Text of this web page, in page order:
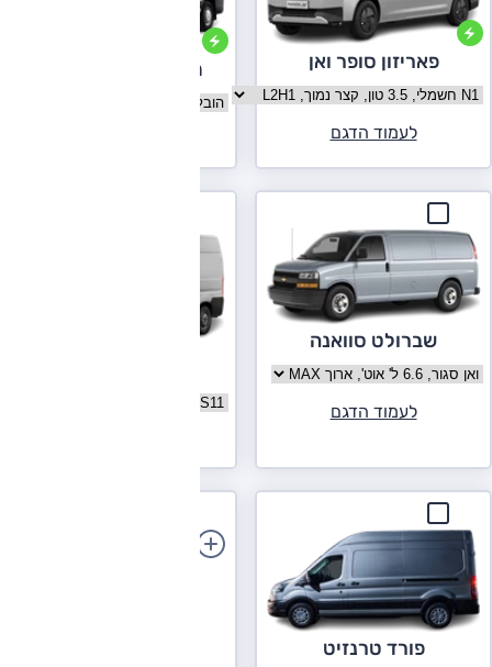
פאריזון סופר ואן
בחר גרסה פאריזון סופר ואן
לעמוד הדגם
מקסוס E-Deliver 9
בחר גרסה מקסוס E-Deliver 9
שברולט סוואנה
בחר גרסה שברולט סוואנה
לעמוד הדגם
בחר גרסה פיאט דוקאטו
פורד טרנזיט